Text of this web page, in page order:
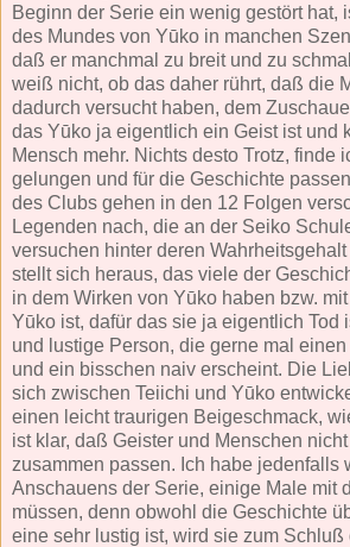
Beginn der Serie ein wenig gestört hat,
des Mundes von Yūko in manchen
daß er manchmal zu breit und zu
weiß nicht, ob das daher rührt, daß die
dadurch versucht haben, dem
das Yūko ja eigentlich ein Geist ist und
Mensch mehr. Nichts desto Trotz, finde
gelungen und für die Geschichte
des Clubs gehen in den 12 Folgen
Legenden nach, die an der Seiko
versuchen hinter deren
stellt sich heraus, das viele der
in dem Wirken von Yūko haben bzw.
Yūko ist, dafür das sie ja eigentlich Tod
und lustige Person, die gerne mal
und ein bisschen naiv erscheint. Die
sich zwischen Teiichi und Yūko
einen leicht traurigen Beigeschmack,
ist klar, daß Geister und Menschen
zusammen passen. Ich habe jedenfalls
Anschauens der Serie, einige Male mit
müssen, denn obwohl die Geschichte
eine sehr lustig ist, wird sie zum Schluß